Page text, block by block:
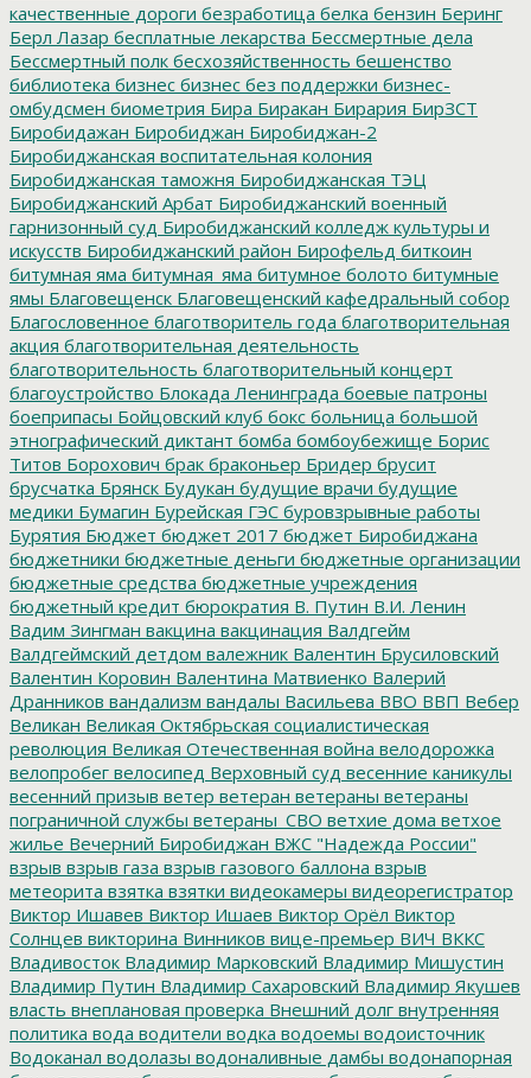
качественные дороги безработица белка бензин Беринг
Берл Лазар бесплатные лекарства Бессмертные дела
Бессмертный полк бесхозяйственность бешенство
библиотека бизнес бизнес без поддержки бизнес-
омбудсмен биометрия Бира Биракан Бирария БирЗСТ
Биробидажан Биробиджан Биробиджан-2
Биробиджанская воспитательная колония
Биробиджанская таможня Биробиджанская ТЭЦ
Биробиджанский Арбат Биробиджанский военный
гарнизонный суд Биробиджанский колледж культуры и
искусств Биробиджанский район Бирофельд биткоин
битумная яма битумная_яма битумное болото битумные
ямы Благовещенск Благовещенский кафедральный собор
Благословенное благотворитель года благотворительная
акция благотворительная деятельность
благотворительность благотворительный концерт
благоустройство Блокада Ленинграда боевые патроны
боеприпасы Бойцовский клуб бокс больница большой
этнографический диктант бомба бомбоубежище Борис
Титов Борохович брак браконьер Бридер брусит
брусчатка Брянск Будукан будущие врачи будущие
медики Бумагин Бурейская ГЭС буровзрывные работы
Бурятия Бюджет бюджет 2017 бюджет Биробиджана
бюджетники бюджетные деньги бюджетные организации
бюджетные средства бюджетные учреждения
бюджетный кредит бюрократия В. Путин В.И. Ленин
Вадим Зингман вакцина вакцинация Валдгейм
Валдгеймский детдом валежник Валентин Брусиловский
Валентин Коровин Валентина Матвиенко Валерий
Дранников вандализм вандалы Васильева ВВО ВВП Вебер
Великан Великая Октябрьская социалистическая
революция Великая Отечественная война велодорожка
велопробег велосипед Верховный суд весенние каникулы
весенний призыв ветер ветеран ветераны ветераны
пограничной службы ветераны_СВО ветхие дома ветхое
жилье Вечерний Биробиджан ВЖС "Надежда России"
взрыв взрыв газа взрыв газового баллона взрыв
метеорита взятка взятки видеокамеры видеорегистратор
Виктор Ишавев Виктор Ишаев Виктор Орёл Виктор
Солнцев викторина Винников вице-премьер ВИЧ ВККС
Владивосток Владимир Марковский Владимир Мишустин
Владимир Путин Владимир Сахаровский Владимир Якушев
власть внеплановая проверка Внешний долг внутренняя
политика вода водители водка водоемы водоисточник
Водоканал водолазы водоналивные дамбы водонапорная